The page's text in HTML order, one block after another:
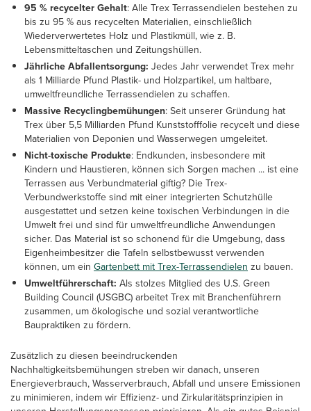
95 % recycelter Gehalt: Alle Trex Terrassendielen bestehen zu
bis zu 95 % aus recycelten Materialien, einschließlich
Wiederverwertetes Holz und Plastikmüll, wie z. B.
Lebensmitteltaschen und Zeitungshüllen.
Jährliche Abfallentsorgung: Jedes Jahr verwendet Trex mehr
als 1 Milliarde Pfund Plastik- und Holzpartikel, um haltbare,
umweltfreundliche Terrassendielen zu schaffen.
Massive Recyclingbemühungen: Seit unserer Gründung hat
Trex über 5,5 Milliarden Pfund Kunststofffolie recycelt und diese
Materialien von Deponien und Wasserwegen umgeleitet.
Nicht-toxische Produkte: Endkunden, insbesondere mit
Kindern und Haustieren, können sich Sorgen machen ... ist eine
Terrassen aus Verbundmaterial giftig? Die Trex-
Verbundwerkstoffe sind mit einer integrierten Schutzhülle
ausgestattet und setzen keine toxischen Verbindungen in die
Umwelt frei und sind für umweltfreundliche Anwendungen
sicher. Das Material ist so schonend für die Umgebung, dass
Eigenheimbesitzer die Tafeln selbstbewusst verwenden
können, um ein Gartenbett mit Trex-Terrassendielenzu bauen.
Umweltführerschaft: Als stolzes Mitglied des U.S. Green
Building Council (USGBC) arbeitet Trex mit Branchenführern
zusammen, um ökologische und sozial verantwortliche
Baupraktiken zu fördern.
Zusätzlich zu diesen beeindruckenden
Nachhaltigkeitsbemühungen streben wir danach, unseren
Energieverbrauch, Wasserverbrauch, Abfall und unsere Emissionen
zu minimieren, indem wir Effizienz- und Zirkularitätsprinzipien in